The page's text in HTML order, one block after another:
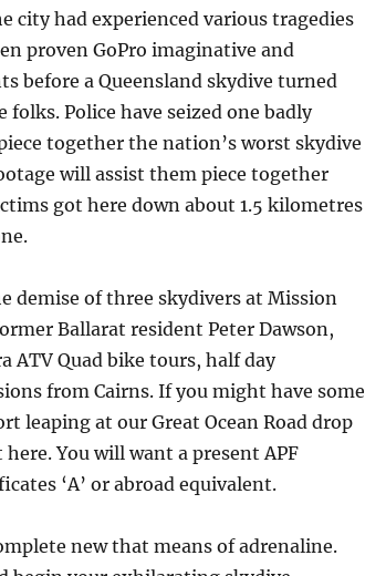
city had experienced various tragedies
proven GoPro imaginative and
before a Queensland skydive turned
Police have seized one badly
together the nation’s worst skydive
will assist them piece together
got here down about 1.5 kilometres
of three skydivers at Mission
Ballarat resident Peter Dawson,
ATV Quad bike tours, half day
from Cairns. If you might have some
leaping at our Great Ocean Road drop
You will want a present APF
‘A’ or abroad equivalent.
new that means of adrenaline.